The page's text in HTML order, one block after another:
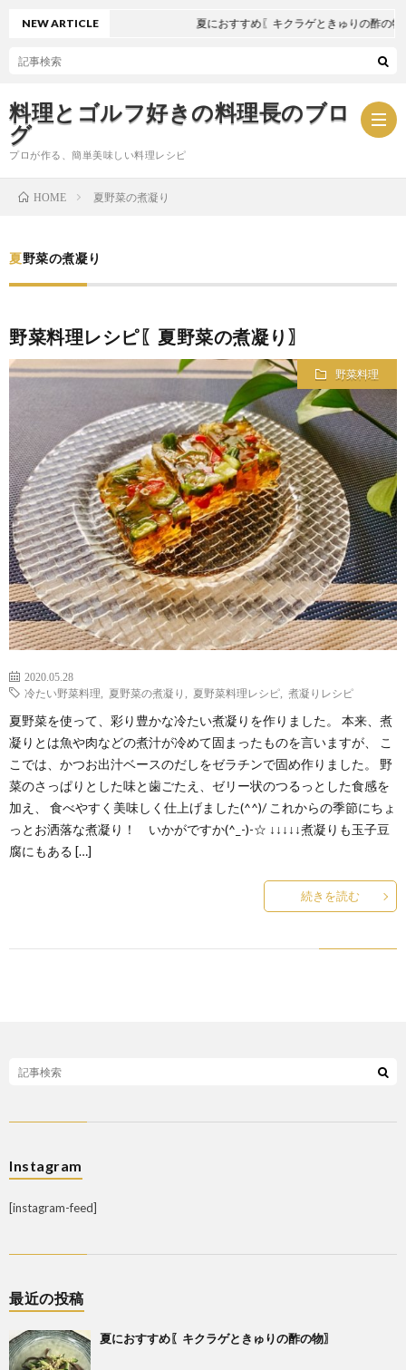
料理とゴルフ好きの料理長のブロ
グ
プロが作る、簡単美味しい料理レシピ
わ
せ
バ
シ
ー
ポ
リ
NEW ARTICLE 夏におすすめ〖キクラゲときゅりの酢の物〗
HOME 夏野菜の煮凝り
夏野菜の煮凝り
野菜料理レシピ〖夏野菜の煮凝り〗
野菜料理
2020.05.28
冷たい野菜料理
夏野菜の煮凝り 夏野菜料理レシピ 煮凝りレシピ
夏野菜を使って、彩り豊かな冷たい煮凝りを作りました。 本来、煮
凝りとは魚や肉などの煮汁が冷めて固まったものを言いますが、 こ
こでは、かつお出汁ベースのだしをゼラチンで固め作りました。 野
菜のさっぱりとした味と歯ごたえ、ゼリー状のつるっとした食感を
加え、 食べやすく美味しく仕上げました(^^)/ これからの季節にちょ
っとお洒落な煮凝り！ いかがですか(^_-)-☆ ↓↓↓↓↓煮凝りも玉子豆
腐にもある […]
続きを読む
Instagram
[instagram-feed]
最近の投稿
夏におすすめ〖キクラゲときゅりの酢の物〗